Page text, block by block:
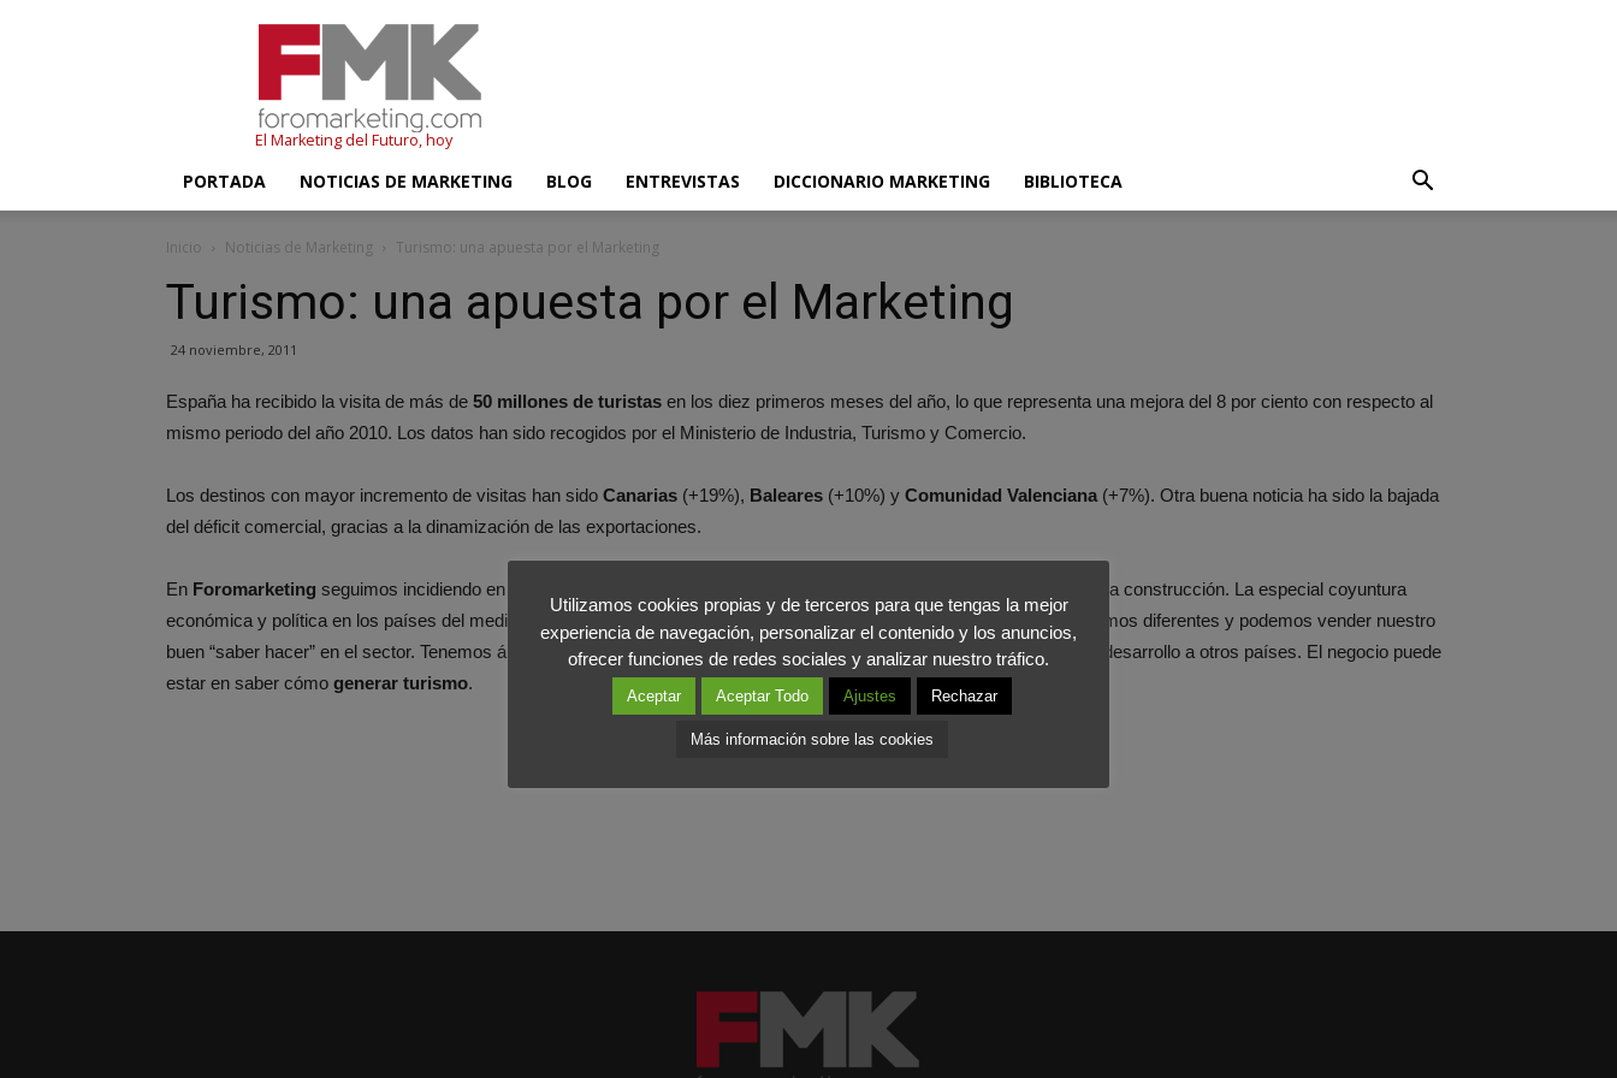
El Marketing del Futuro, hoy
PORTADA NOTICIAS DE MARKETING BLOG ENTREVISTAS DICCIONARIO MARKETING BIBLIOTECA
Inicio Noticias de Marketing Turismo: una apuesta por el Marketing
Turismo: una apuesta por el Marketing
24 noviembre, 2011
España ha recibido la visita de más de 50 millones de turistas en los diez primeros meses del año, lo que representa una mejora del 8 por ciento con respecto al
mismo periodo del año 2010. Los datos han sido recogidos por el Ministerio de Industria, Turismo y Comercio.
Los destinos con mayor incremento de visitas han sido Canarias (+19%), Baleares (+10%) y Comunidad Valenciana (+7%). Otra buena noticia ha sido la bajada
del déficit comercial, gracias a la dinamización de las exportaciones.
En Foromarketing seguimos incidiendo en que el turismo en un pilar de nuestra economía con futuro, en contraste con la construcción. La especial coyuntura
económica y política en los países del mediterráneo debe ser aprovechada por
España para vender calidad
porque somos diferentes y podemos vender nuestro
buen “saber hacer” en el sector. Tenemos áreas de mejora, pero nuestras empresas pueden vender nuestro modelo de desarrollo a otros países. El negocio puede
estar en saber cómo generar turismo.
Utilizamos cookies propias y de terceros para que tengas la mejor
experiencia de navegación, personalizar el contenido y los anuncios,
ofrecer funciones de redes sociales y analizar nuestro tráfico.
Aceptar Aceptar Todo Ajustes Rechazar
Más información sobre las cookies